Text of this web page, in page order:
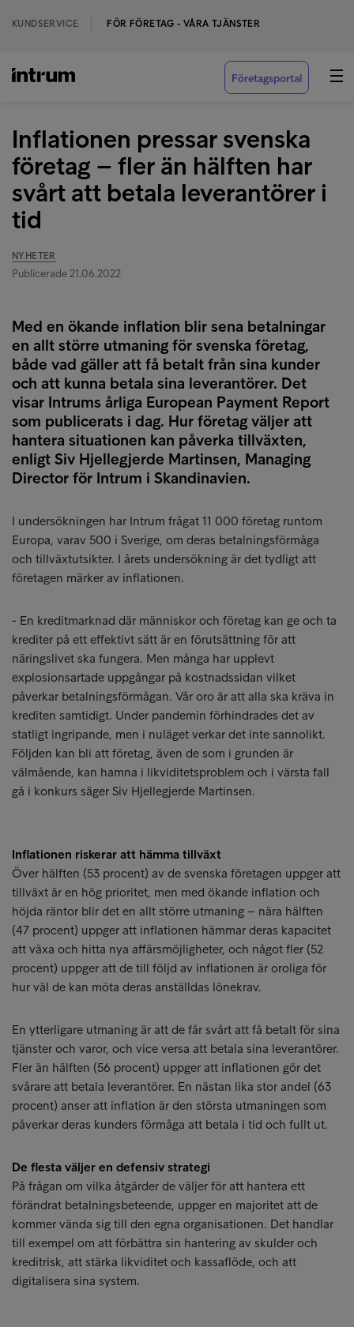
KUNDSERVICE FÖR FÖRETAG - VÅRA TJÄNSTER
Företagsportal
Inflationen pressar svenska
företag – fler än hälften har
svårt att betala leverantörer i
tid
NYHETER
Publicerade 21.06.2022
Med en ökande inflation blir sena betalningar
en allt större utmaning för svenska företag,
både vad gäller att få betalt från sina kunder
och att kunna betala sina leverantörer. Det
visar Intrums årliga European Payment Report
som publicerats i dag. Hur företag väljer att
hantera situationen kan påverka tillväxten,
enligt Siv Hjellegjerde Martinsen, Managing
Director för Intrum i Skandinavien.
I undersökningen har Intrum frågat 11 000 företag runtom
Europa, varav 500 i Sverige, om deras betalningsförmåga
och tillväxtutsikter. I årets undersökning är det tydligt att
företagen märker av inflationen.
- En kreditmarknad där människor och företag kan ge och ta
krediter på ett effektivt sätt är en förutsättning för att
näringslivet ska fungera. Men många har upplevt
explosionsartade uppgångar på kostnadssidan vilket
påverkar betalningsförmågan. Vår oro är att alla ska kräva in
krediten samtidigt. Under pandemin förhindrades det av
statligt ingripande, men i nuläget verkar det inte sannolikt.
Följden kan bli att företag, även de som i grunden är
välmående, kan hamna i likviditetsproblem och i värsta fall
gå i konkurs säger Siv Hjellegjerde Martinsen.
Inflationen riskerar att hämma tillväxt
Över hälften (53 procent) av de svenska företagen uppger att
tillväxt är en hög prioritet, men med ökande inflation och
höjda räntor blir det en allt större utmaning – nära hälften
(47 procent) uppger att inflationen hämmar deras kapacitet
att växa och hitta nya affärsmöjligheter, och något fler (52
procent) uppger att de till följd av inflationen är oroliga för
hur väl de kan möta deras anställdas lönekrav.
En ytterligare utmaning är att de får svårt att få betalt för sina
tjänster och varor, och vice versa att betala sina leverantörer.
Fler än hälften (56 procent) uppger att inflationen gör det
svårare att betala leverantörer. En nästan lika stor andel (63
procent) anser att inflation är den största utmaningen som
påverkar deras kunders förmåga att betala i tid och fullt ut.
De flesta väljer en defensiv strategi
På frågan om vilka åtgärder de väljer för att hantera ett
förändrat betalningsbeteende, uppger en majoritet att de
kommer vända sig till den egna organisationen. Det handlar
till exempel om att förbättra sin hantering av skulder och
kreditrisk, att stärka likviditet och kassaflöde, och att
digitalisera sina system.